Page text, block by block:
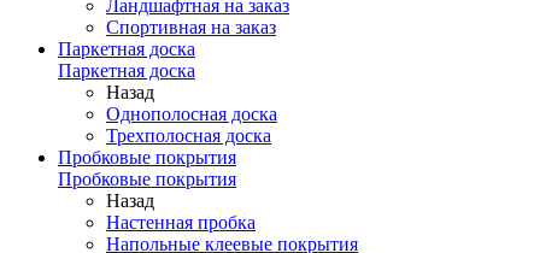
Ландшафтная на заказ
Спортивная на заказ
Паркетная доска
Паркетная доска
Назад
Однополосная доска
Трехполосная доска
Пробковые покрытия
Пробковые покрытия
Назад
Настенная пробка
Напольные клеевые покрытия